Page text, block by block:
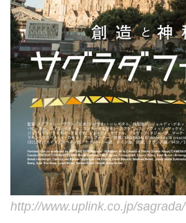
http://www.uplink.co.jp/sagrada/